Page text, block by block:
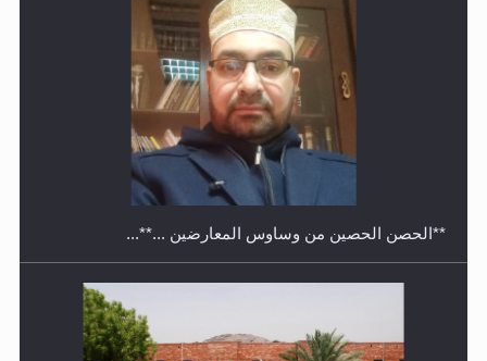
معرض القرآن الكريم لمدة ثلاثين يوما في مكتبة مدينة
ريهيماكي في فنلند
**الحصن الحصين من وساوس المعارضين ...**...